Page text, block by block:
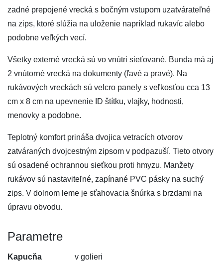
zadné prepojené vrecká s bočným vstupom uzatvárateľné
na zips, ktoré slúžia na uloženie napríklad rukavíc alebo
podobne veľkých vecí.
Všetky externé vrecká sú vo vnútri sieťované. Bunda má aj
2 vnútorné vrecká na dokumenty (ľavé a pravé). Na
rukávových vreckách sú velcro panely s veľkosťou cca 13
cm x 8 cm na upevnenie ID štítku, vlajky, hodnosti,
menovky a podobne.
Teplotný komfort prináša dvojica vetracích otvorov
zatváraných dvojcestným zipsom v podpazuší. Tieto otvory
sú osadené ochrannou sieťkou proti hmyzu. Manžety
rukávov sú nastaviteľné, zapínané PVC pásky na suchý
zips. V dolnom leme je sťahovacia šnúrka s brzdami na
úpravu obvodu.
Parametre
Kapucňa v golieri